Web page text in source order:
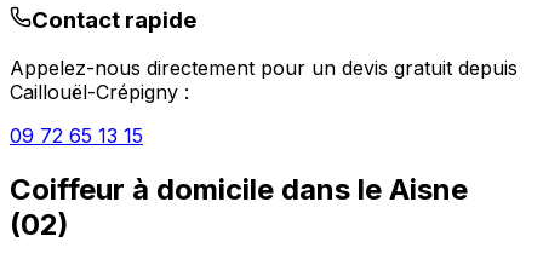
Contact rapide
Appelez-nous directement pour un devis gratuit depuis
Caillouël-Crépigny :
09 72 65 13 15
Coiffeur à domicile dans le Aisne
(02)